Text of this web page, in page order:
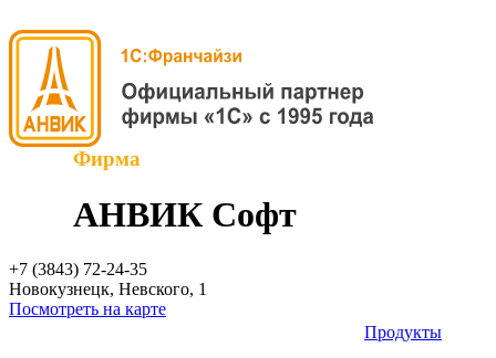
Фирма
АНВИК Софт
+7 (3843) 72-24-35
Новокузнецк, Невского, 1
Посмотреть на карте
Продукты